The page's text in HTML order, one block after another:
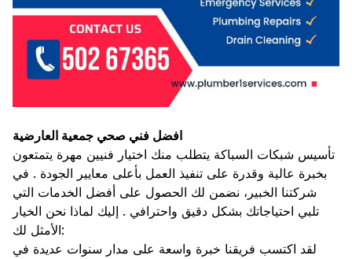
افضل فني صحي جمعية العارضية
تأسيس شبكات السباكة يتطلب منك اختيار فنيين مهرة يتمتعون
بخبرة عالية وقدرة على تنفيذ العمل بأعلى معايير الجودة . في
شركتنا الخبير، نضمن لك الحصول على أفضل الخدمات التي
تلبي احتياجاتك بشكل دقيق واحترافي . إليك لماذا نحن الخيار
الأمثل لك:
لقد اكتسب فريقنا خبرة واسعة على مدار سنوات عديدة في